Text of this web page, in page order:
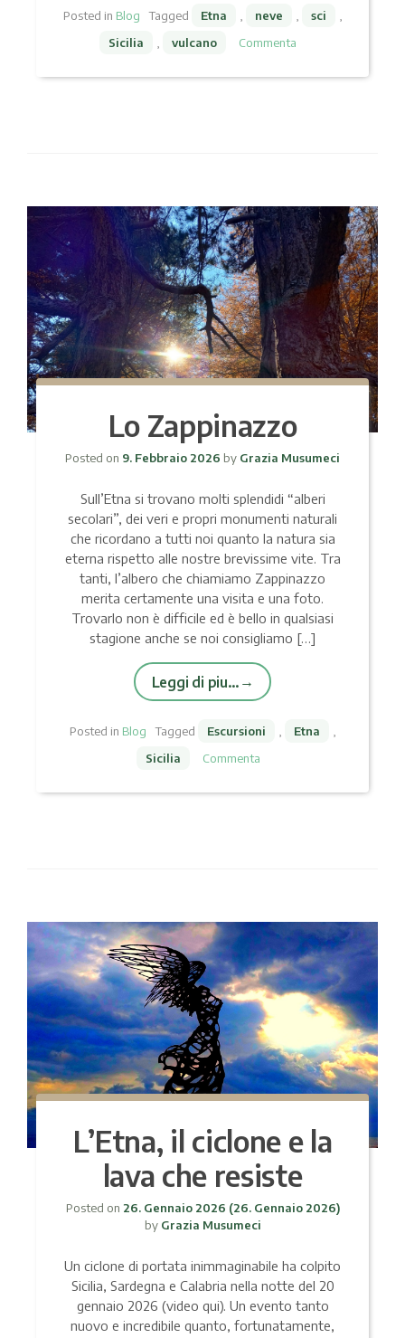
Posted in Blog Tagged Etna neve sci
Sicilia
vulcano Commenta
Lo Zappinazzo
Posted on 9. Febbraio 2026 by Grazia Musumeci
Sull’Etna si trovano molti splendidi “alberi
secolari”, dei veri e propri monumenti naturali
che ricordano a tutti noi quanto la natura sia
eterna rispetto alle nostre brevissime vite. Tra
tanti, l’albero che chiamiamo Zappinazzo
merita certamente una visita e una foto.
Trovarlo non è difficile ed è bello in qualsiasi
stagione anche se noi consigliamo […]
Leggi di piu…
Posted in Blog Tagged Escursioni Etna
Sicilia
Commenta
L’Etna, il ciclone e la
lava che resiste
Posted on 26. Gennaio 2026 (26. Gennaio 2026)
byGrazia Musumeci
Un ciclone di portata inimmaginabile ha colpito
Sicilia, Sardegna e Calabria nella notte del 20
gennaio 2026 (video qui). Un evento tanto
nuovo e incredibile quanto, fortunatamente,